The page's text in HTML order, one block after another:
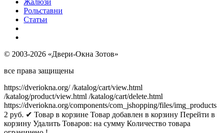
Рольставни
Статьи
© 2003-2026 «Двери-Окна Зотов»
все права защищены
https://dveriokna.org/ /katalog/cart/view.html
/katalog/product/view.html /katalog/cart/delete.html
https://dveriokna.org/components/com_jshopping/files/img_products
2 руб. ✔ Товар в корзине Товар добавлен в корзину Перейти в
корзину Удалить Товаров: на сумму Количество товара